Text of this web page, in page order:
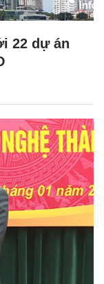
22 dự án